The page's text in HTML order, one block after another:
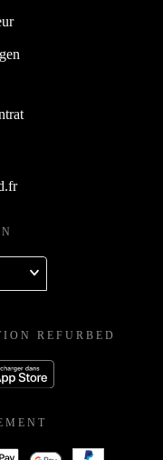
REFURBED